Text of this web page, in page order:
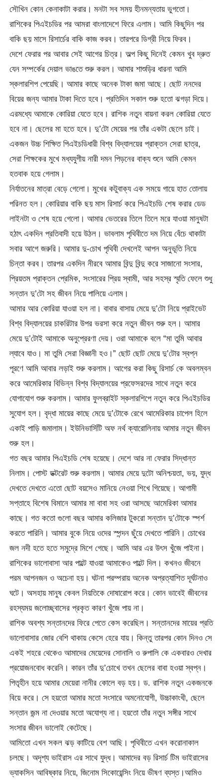
সৌখিন কোন কেনাকাটা করার। মনটা সব সময় হীনমন্যতায় ভুগতো।
রাশিকের পিএইচডির পর আমরা বাংলাদেশে ফিরে এলাম। আমি কিছুদিন পর
বাকি ছয় মাসে রিসার্চের বাকি কাজ করব। তারপরে ডিগ্রী নিয়ে ফিরব।
দেশে ফেরার পর আবার সেই আগের চিত্র। অল্প কিছু দিনেই কেমন খুব দ্রুত
যেন সম্পর্কের দেয়াল ভাঙতে শুরু করল। আমার শাশুড়ির ধারনা আমি
স্কলারশিপ পেয়েছি। আমার কাছে অনেক টাকা জমা আছে। ছোট ননদের
বিয়ের জন্য আমার টাকা দিতে হবে। প্রতিদিন সকাল শুরু হতো ঝগড়া দিয়ে।
এরমধ্যে আমাকে কোরিয়া যেতে হবে। রাশিক নতুন বায়না করল কোরিয়া যেতে
হবে না। ছেলের মা হতে হবে। দু’টো মেয়ের পর তাঁর একটা ছেলে চাই।
একজন উচ্চ শিক্ষিত পিএইচডিধারী বিশ্ব বিদ্যালয়ের প্রাক্তন সেরা ছাত্র,
সেরা শিক্ষকের মুখে মধ্যযুগীয় নারী দমন পিড়নের বাক্য শুনে আমি কেমন
হতবাক হয়ে গেলাম।
নির্যাতনের মাত্রা বেড়ে গেলো। মুখের কটুবাক্য এক সময়ে গায়ে হাত তোলায়
পরিনত হল। কোরিয়ার বাকি ছয় মাস রিসার্চ করে পিএইচডি শেষ করার ডেড
লাইনটা ও শেষ হয়ে গেলো। আমার ভেতরের তিলে তিলে মরে যাওয়া মানুষটা
হঠাৎ একদিন প্রতিবাদী হয়ে উঠল। ভাবলাম পৃথিবীতে দম নিয়ে বেঁচে থাকাটা
সবার আগে জরুরি। আমার দু-চোখ পৃথিবী দেখলেই আপন অনুভূতি নিয়ে
চিন্তা করব। তারপর একদিন নীরবে আমার বিন্দু বিন্দু করে সাজানো সংসার,
প্রিয়তম প্রাক্তন প্রেমিক, সংসারের প্রিয় স্বামী, আর সহস্র স্মৃতি ফেলে শুধু
সন্তান দু’টো সহ জীবন নিয়ে পালিয়ে এলাম।
আমার আর কোরিয়া যাওয়া হল না। বাবার বাসায় মেয়ে দু’টো নিয়ে প্রাইভেট
বিশ্ব বিদ্যালয়ের চাকরিটার উপর ভরসা করে নতুন জীবন শুরু হল। আমার
মেয়ে দু’টোই আমাকে অনুপ্রেরণা দেয়। ওরা আমাকে বলে “মা তুমি আবার
ল্যাবে যাও। মা তুমি সেরা বিজ্ঞানী হও।” ছোট ছোট মেয়ে দু’টোর স্বপ্ন
পূরণে আমি আবার লড়াই শুরু করলাম। আগের করা কিছু রিসার্চ কে অবলম্বন
করে আমেরিকার বিভিন্ন বিশ্ব বিদ্যালয়ের প্রফেসরদের সাথে নতুন করে
যোগাযোগ শুরু করলাম। আমার ফুলব্রাইট স্কলারশিপে নতুন করে পিএইচডির
সুযোগ হল। বৃদ্ধা মায়ের কাছে মেয়ে দু’টোকে রেখে আমেরিকার চাপেল হিলে
একাই পাড়ি জমালাম। ইউনিভার্সিটি অফ নর্থ ক্যারোলিনায় আমার নতুন জীবন
শুরু হল।
গত বছর আমার পিএইচডি শেষ হয়েছে। দেশে আর না ফেরার সিদ্ধান্ত
নিলাম। পোস্ট ডক্টরেট শুরু করলাম। আমার মেয়ে দুটো অনিশ্চয়তা, ভয়, যুদ্ধ
দেখতে দেখতে এতো ছোট বয়সেও মানিয়ে নেওয়া শিখে গিয়েছে। আগামী
সপ্তাহে বিশেষ বিমানে আমার মা বাবা সহ ওরা আসছে আমেরিকা আমার
কাছে। গত কতো গুলো বছর আমার কলিজার টুকরো সন্তান দু’টোকে স্পর্শ
করতে পারিনি। আমার বুকে নিয়ে ওদের স্পন্দন ছুঁয়ে দেখতে পারিনি। চোখের
জল নদী হতে হতে সমুদ্রে মিশে গেছে। আমি আর এর উৎস খুঁজে পাইনা।
রাশিকের ভালোবাসা আর পাল্টে যাওয়া আমাকেও পাল্টে দিল। কখনও জীবনে
পরম আপনজন ও অচেনা হয়। ঘটনা পরম্পরায় অনেক অপ্রত্যাশিত দূর্ঘটনাও
ঘটে। অসহায় মানুষ কেবল নিয়তিকে দোষারোপ করে। কোন ভাবেই জীবনের
রহস্যময় জলোচ্ছ্বাসের প্রকৃত কারণ খুঁজে পায় না।
রাশিক অবশ্য সন্তানদের ফিরে পেতে কেস করেছিল। সন্তানদের মায়ের প্রতি
ভালোবাসার জোর বেশি থাকায় কেসে হেরে যায়। কিন্তু তারপর কোন দিনও সে
একই শহরে থেকেও আমাদের মেয়েদের সোনালি ও রুপালি কে একবারও দেখার
প্রয়োজনবোধ করেনি। কারন তাঁর দু’চোখে তখন ছেলের বাবা হওয়া স্বপ্ন।
পিতৃহীন হয়ে আমার মেয়েরা নানীর কোলে বড় হয়। ড. রাশিক নতুন একজনকে
বিয়ে করে। সে হয়তো আমার মতো সংসারে অমনোযোগী, উচ্চাকাংখী, ছেলে
সন্তান জন্ম না দেওয়ার মতো অযোগ্য না। হয়তো তাঁর নতুন সঙ্গীর সাথে
সংসার জীবন ভালোই কেটেছে।
আমিতো এখন সকল ঝড় কাটিয়ে বেশ আছি। পৃথিবীতে এখন করোনাকাল
চলছে। অদৃশ্য ভাইরাস এর সাথে যুদ্ধ। আমাদের বড় রিসার্চ টিম ভাইরাসের
ভ্যাকসিন আবিষ্কার নিয়ে, জিনোম সিকোয়েন্সিং নিয়ে ভীষণ ব্যস্ত।আমিও